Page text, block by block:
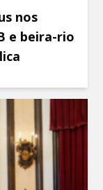
nos
e beira-rio